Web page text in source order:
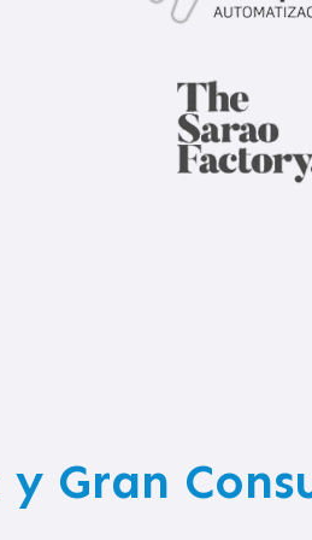
Gran